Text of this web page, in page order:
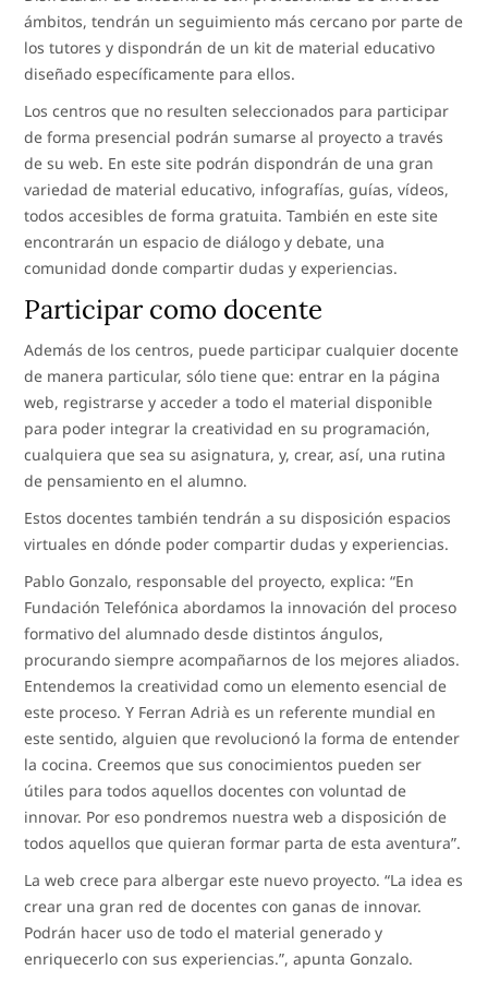
ámbitos, tendrán un seguimiento más cercano por parte de
los tutores y dispondrán de un kit de material educativo
diseñado específicamente para ellos.
Los centros que no resulten seleccionados para participar
de forma presencial podrán sumarse al proyecto a través
de su web. En este site podrán dispondrán de una gran
variedad de material educativo, infografías, guías, vídeos,
todos accesibles de forma gratuita. También en este site
encontrarán un espacio de diálogo y debate, una
comunidad donde compartir dudas y experiencias.
Participar como docente
Además de los centros, puede participar cualquier docente
de manera particular, sólo tiene que: entrar en la página
web, registrarse y acceder a todo el material disponible
para poder integrar la creatividad en su programación,
cualquiera que sea su asignatura, y, crear, así, una rutina
de pensamiento en el alumno.
Estos docentes también tendrán a su disposición espacios
virtuales en dónde poder compartir dudas y experiencias.
Pablo Gonzalo, responsable del proyecto, explica: “En
Fundación Telefónica abordamos la innovación del proceso
formativo del alumnado desde distintos ángulos,
procurando siempre acompañarnos de los mejores aliados.
Entendemos la creatividad como un elemento esencial de
este proceso. Y Ferran Adrià es un referente mundial en
este sentido, alguien que revolucionó la forma de entender
la cocina. Creemos que sus conocimientos pueden ser
útiles para todos aquellos docentes con voluntad de
innovar. Por eso pondremos nuestra web a disposición de
todos aquellos que quieran formar parta de esta aventura”.
La web crece para albergar este nuevo proyecto. “La idea es
crear una gran red de docentes con ganas de innovar.
Podrán hacer uso de todo el material generado y
enriquecerlo con sus experiencias.”, apunta Gonzalo.